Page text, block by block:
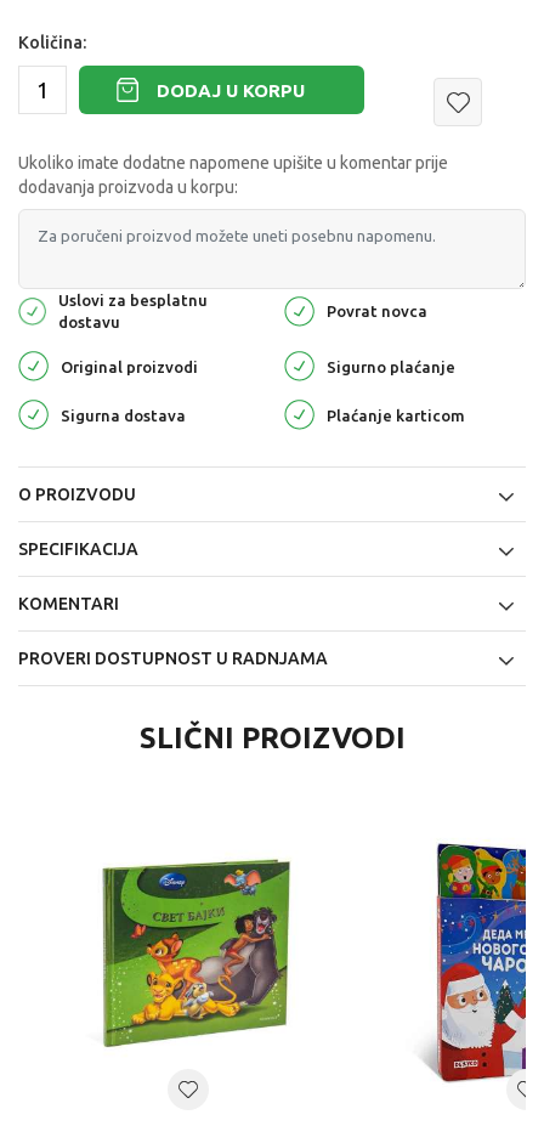
Količina:
DODAJ U KORPU
Ukoliko imate dodatne napomene upišite u komentar prije
dodavanja proizvoda u korpu:
Uslovi za besplatnu
dostavu
Povrat novca
Original proizvodi Sigurno plaćanje
Sigurna dostava Plaćanje karticom
O PROIZVODU
SPECIFIKACIJA
KOMENTARI
PROVERI DOSTUPNOST U RADNJAMA
SLIČNI PROIZVODI